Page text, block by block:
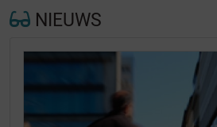
NIEUWS